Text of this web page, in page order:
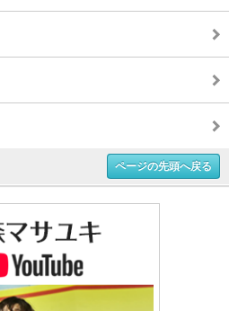
ページの先頭へ戻る